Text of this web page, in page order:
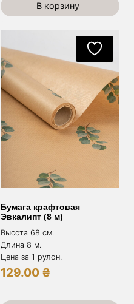
В корзину
Бумага крафтовая
Эвкалипт (8 м)
Высота 68 см.
Длина 8 м.
Цена за 1 рулон.
129.00 ₴